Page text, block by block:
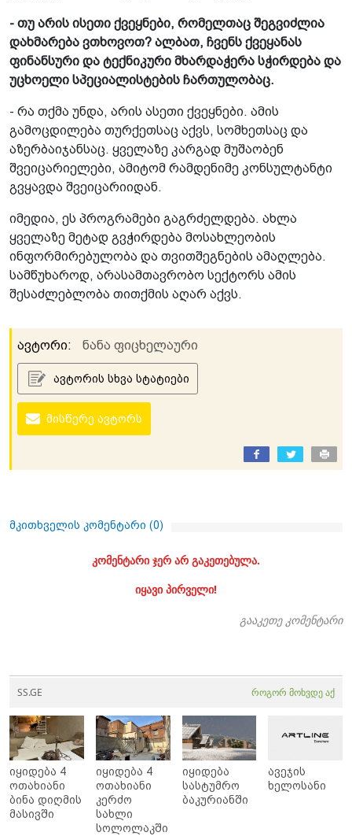
- თუ არის ისეთი ქვეყნები, რომელთაც შეგვიძლია
დახმარება ვთხოვოთ? ალბათ, ჩვენს ქვეყანას
ფინანსური და ტექნიკური მხარდაჭერა სჭირდება და
უცხოელი სპეციალისტების ჩართულობაც.
- რა თქმა უნდა, არის ასეთი ქვეყნები.­ ამის
გამოცდილება თურქეთსაც აქვს, სომხეთსაც და
აზერბაიჯანსაც. ყველაზე კარგად მუშაობენ
შვეიცარიელები, ამიტომ რამდენიმე კონსულტანტი
გვყავდა შვეიცარიიდან.
იმედია, ეს პროგრამები გაგრძელდება. ახლა
ყველაზე მეტად გვჭირდება მოსახლეობის
ინფორმირებულობა და თვითშეგნების ამაღლება.
სამწუხაროდ, არასამთავრობო სექტორს ამის
შესაძლებლობა თითქმის აღარ აქვს.
ავტორი: ნანა ფიცხელაური
ავტორის სხვა სტატიები
მისწერე ავტორს
მკითხველის კომენტარი (0)
კომენტარი ჯერ არ გაკეთებულა.
იყავი პირველი!
გააკეთე კომენტარი
SS.GE როგორ მოხვდე აქ
იყიდება 4
ოთახიანი
ბინა დიღმის
მასივში
იყიდება 4
ოთახიანი
კერძო
სახლი
სოლოლაკში
იყიდება
სასტუმრო
ბაკურიანში
ავეჯის
ხელოსანი